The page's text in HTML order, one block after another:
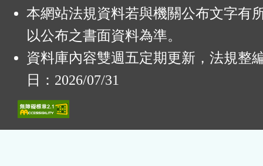
本網站法規資料若與機關公布文字有
以公布之書面資料為準。
資料庫內容雙週五定期更新，法規整
日：2026/07/31